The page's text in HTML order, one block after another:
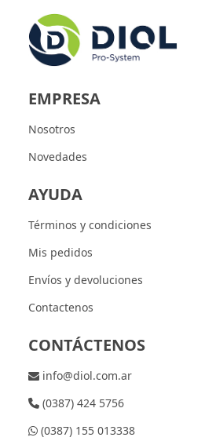
EMPRESA
Nosotros
Novedades
AYUDA
Términos y condiciones
Mis pedidos
Envíos y devoluciones
Contactenos
CONTÁCTENOS
info@diol.com.ar
(0387) 424 5756
(0387) 155 013338